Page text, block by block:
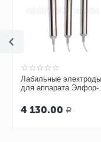
Лабильные электроды
для аппарата Элфор-
4 130.00 Р